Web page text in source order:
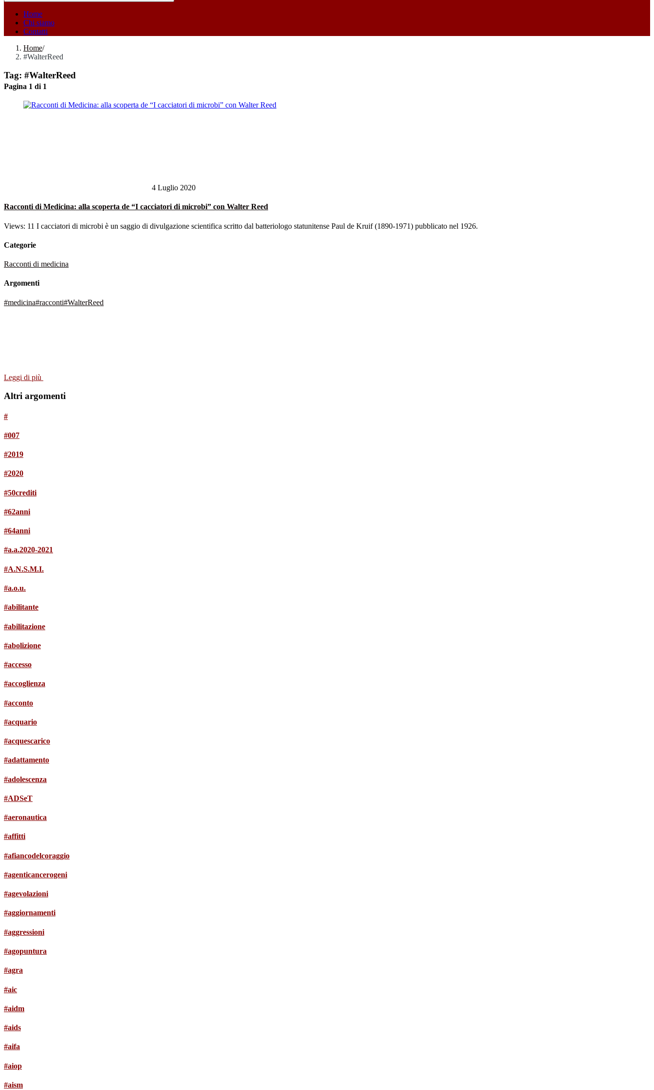
Home
Chi siamo
Contatti
Home/
#WalterReed
Tag: #WalterReed
Pagina 1 di 1
4 Luglio 2020
Racconti di Medicina: alla scoperta de “I cacciatori di microbi” con Walter Reed
Views: 11 I cacciatori di microbi è un saggio di divulgazione scientifica scritto dal batteriologo statunitense Paul de Kruif (1890-1971) pubblicato nel 1926.
Categorie
Racconti di medicina
Argomenti
#medicina#racconti#WalterReed
Leggi di più
Altri argomenti
#
#007
#2019
#2020
#50crediti
#62anni
#64anni
#a.a.2020-2021
#A.N.S.M.I.
#a.o.u.
#abilitante
#abilitazione
#abolizione
#accesso
#accoglienza
#acconto
#acquario
#acquescarico
#adattamento
#adolescenza
#ADSeT
#aeronautica
#affitti
#afiancodelcoraggio
#agenticancerogeni
#agevolazioni
#aggiornamenti
#aggressioni
#agopuntura
#agra
#aic
#aidm
#aids
#aifa
#aiop
#aism